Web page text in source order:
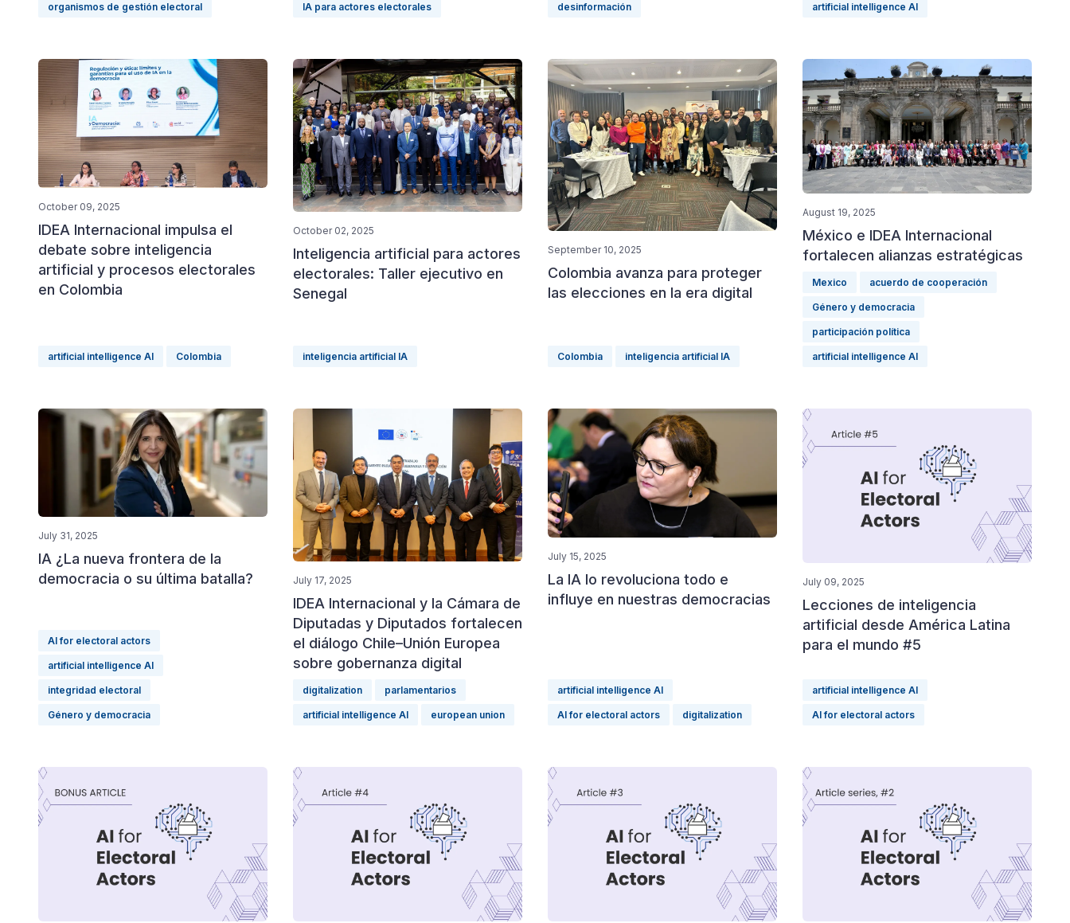
organismos de gestión electoral IA para actores electorales desinformación artificial intelligence AI
October 09, 2025
IDEA Internacional impulsa el
debate sobre inteligencia
artificial y procesos electorales
en Colombia
artificial intelligence AI Colombia
October 02, 2025
Inteligencia artificial para actores
electorales: Taller ejecutivo en
Senegal
inteligencia artificial IA
September 10, 2025
Colombia avanza para proteger
las elecciones en la era digital
Colombia inteligencia artificial IA
August 19, 2025
México e IDEA Internacional
fortalecen alianzas estratégicas
Mexico acuerdo de cooperación
Género y democracia
participación política
artificial intelligence AI
July 31, 2025
IA ¿La nueva frontera de la
democracia o su última batalla?
AI for electoral actors
artificial intelligence AI
integridad electoral
Género y democracia
July 17, 2025
IDEA Internacional y la Cámara de
Diputadas y Diputados fortalecen
el diálogo Chile–Unión Europea
sobre gobernanza digital
digitalization parlamentarios
artificial intelligence AI european union
July 15, 2025
La IA lo revoluciona todo e
influye en nuestras democracias
artificial intelligence AI
AI for electoral actors digitalization
July 09, 2025
Lecciones de inteligencia
artificial desde América Latina
para el mundo #5
artificial intelligence AI
AI for electoral actors